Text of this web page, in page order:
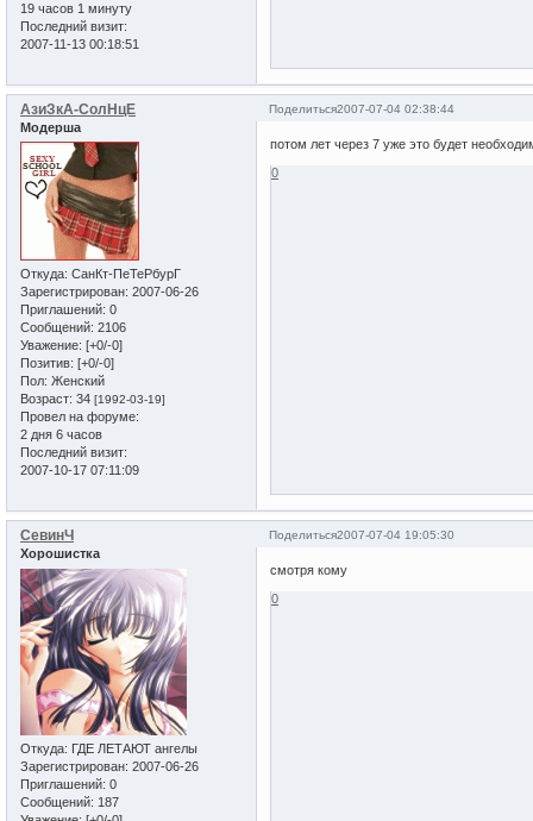
19 часов 1 минуту
Последний визит:
2007-11-13 00:18:51
Поделиться2007-07-04 02:38:44
АзиЗкА-СолНцЕ
Модерша
Откуда: СанКт-ПеТеРбурГ
Зарегистрирован: 2007-06-26
Приглашений: 0
Сообщений: 2106
Уважение: [+0/-0]
Позитив: [+0/-0]
Пол: Женский
Возраст: 34 [1992-03-19]
Провел на форуме:
2 дня 6 часов
Последний визит:
2007-10-17 07:11:09
потом лет через 7 уже это будет
0
Поделиться2007-07-04 19:05:30
СевинЧ
Хорошистка
Откуда: ГДЕ ЛЕТАЮТ ангелы
Зарегистрирован: 2007-06-26
Приглашений: 0
Сообщений: 187
смотря кому
0